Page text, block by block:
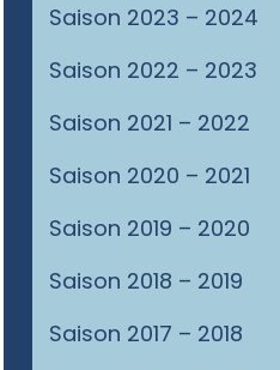
Saison 2023 – 2024
Saison 2022 – 2023
Saison 2021 – 2022
Saison 2020 – 2021
Saison 2019 – 2020
Saison 2018 – 2019
Saison 2017 – 2018